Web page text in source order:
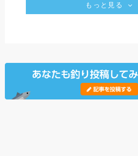
もっと見る